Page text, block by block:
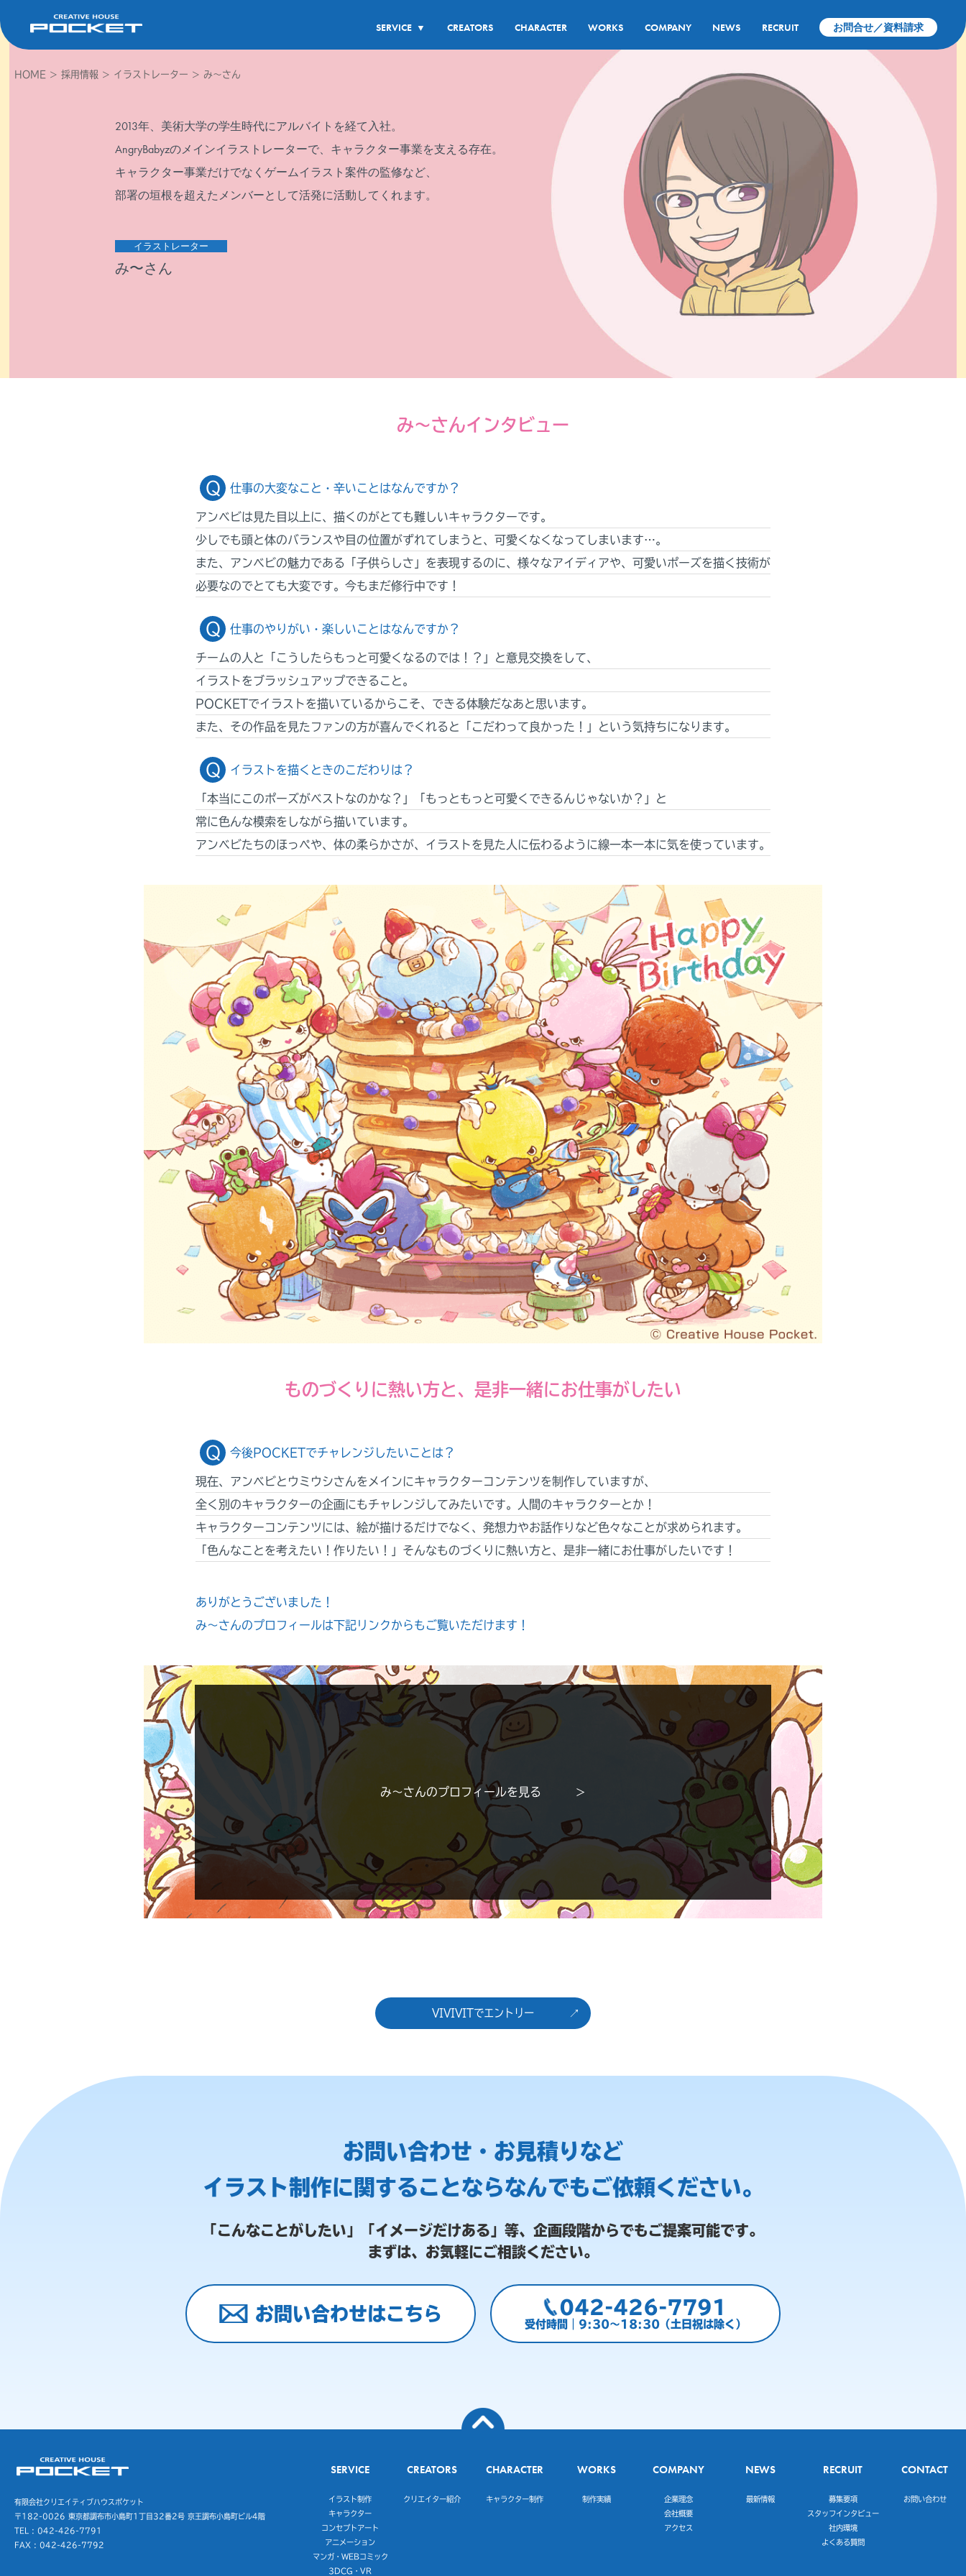
SERVICE ▼ CREATORS CHARACTER WORKS COMPANY NEWS RECRUIT お問合せ／資料請求
HOME >採用情報 > イラストレーター > み〜さん
2013年、美術大学の学生時代にアルバイトを経て入社。
AngryBabyzのメインイラストレーターで、キャラクター事業を支える存在。
キャラクター事業だけでなくゲームイラスト案件の監修など、
部署の垣根を超えたメンバーとして活発に活動してくれます。
イラストレーター
み〜さん
み〜さんインタビュー
仕事の大変なこと・辛いことはなんですか？
アンベビは見た目以上に、描くのがとても難しいキャラクターです。
少しでも頭と体のバランスや目の位置がずれてしまうと、可愛くなくなってしまいます…。
また、アンベビの魅力である「子供らしさ」を表現するのに、様々なアイディアや、可愛いポーズを描く技術が
必要なのでとても大変です。今もまだ修行中です！
仕事のやりがい・楽しいことはなんですか？
チームの人と「こうしたらもっと可愛くなるのでは！？」と意見交換をして、
イラストをブラッシュアップできること。
POCKETでイラストを描いているからこそ、できる体験だなあと思います。
また、その作品を見たファンの方が喜んでくれると「こだわって良かった！」という気持ちになります。
イラストを描くときのこだわりは？
「本当にこのポーズがベストなのかな？」「もっともっと可愛くできるんじゃないか？」と
常に色んな模索をしながら描いています。
アンベビたちのほっぺや、体の柔らかさが、イラストを見た人に伝わるように線一本一本に気を使っています。
ものづくりに熱い方と、是非一緒にお仕事がしたい
今後POCKETでチャレンジしたいことは？
現在、アンベビとウミウシさんをメインにキャラクターコンテンツを制作していますが、
全く別のキャラクターの企画にもチャレンジしてみたいです。人間のキャラクターとか！
キャラクターコンテンツには、絵が描けるだけでなく、発想力やお話作りなど色々なことが求められます。
「色んなことを考えたい！作りたい！」そんなものづくりに熱い方と、是非一緒にお仕事がしたいです！
ありがとうございました！
み〜さんのプロフィールは下記リンクからもご覧いただけます！
み〜さんのプロフィールを見る
VIVIVITでエントリー
お問い合わせ・お見積りなど
イラスト制作に関することならなんでもご依頼ください。
「こんなことがしたい」「イメージだけある」等、 企画段階からでもご提案可能です。
まずは、お気軽にご相談ください。
お問い合わせはこちら 042-426-7791
受付時間｜9:30～18:30（土日祝は除く）
有限会社クリエイティブハウスポケット
〒182-0026 東京都調布市小島町1丁目32番2号京王調布小島町ビル4階
TEL : 042-426-7791
FAX : 042-426-7792
SERVICE
イラスト制作
キャラクター
コンセプトアート
アニメーション
マンガ・WEBコミック
3DCG・VR
CREATORS
クリエイター紹介
CHARACTER
キャラクター制作
WORKS
制作実績
COMPANY
企業理念
会社概要
アクセス
NEWS
最新情報
RECRUIT
募集要項
スタッフインタビュー
社内環境
よくある質問
CONTACT
お問い合わせ